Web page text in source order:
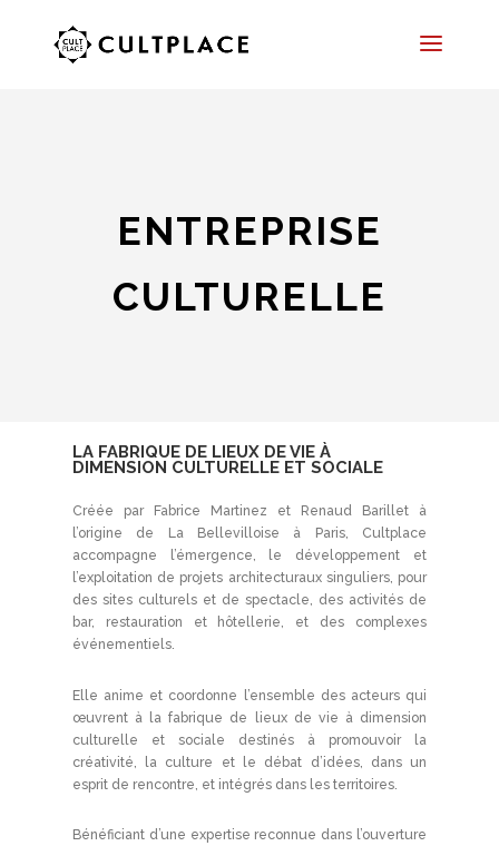
ENTREPRISE
CULTURELLE
LA FABRIQUE DE LIEUX DE VIE À
DIMENSION CULTURELLE ET SOCIALE
Créée par Fabrice Martinez et Renaud Barillet à
l’origine de La Bellevilloise à Paris, Cultplace
accompagne l’émergence, le développement et
l’exploitation de projets architecturaux singuliers, pour
des sites culturels et de spectacle, des activités de
bar, restauration et hôtellerie, et des complexes
événementiels.
Elle anime et coordonne l’ensemble des acteurs qui
œuvrent à la fabrique de lieux de vie à dimension
culturelle et sociale destinés à promouvoir la
créativité, la culture et le débat d’idées, dans un
esprit de rencontre, et intégrés dans les territoires.
Bénéficiant d’une expertise reconnue dans l’ouverture